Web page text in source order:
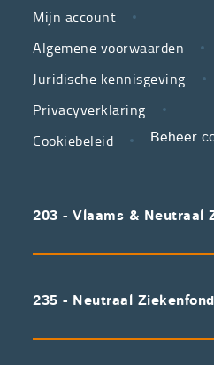
is
partner
in
zorg.
We
voorwaarden
uitstekend
waarvan
Mijn account
Algemene voorwaarden
Juridische kennisgeving
Privacyverklaring
Cookiebeleid
Beheer
203 - Vlaams & Neutraal
235 - Neutraal